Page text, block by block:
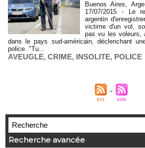
Buenos Aires,
17/07/2015 - Le
argentin
victime d'un vol,
pas vu les voleurs,
dans le pays sud-américain, déclenchant
police. "Tu...
AVEUGLE, CRIME, INSOLITE, POLICE
Recherche avancée